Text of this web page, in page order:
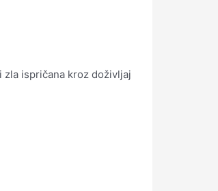
zla ispričana kroz doživljaj